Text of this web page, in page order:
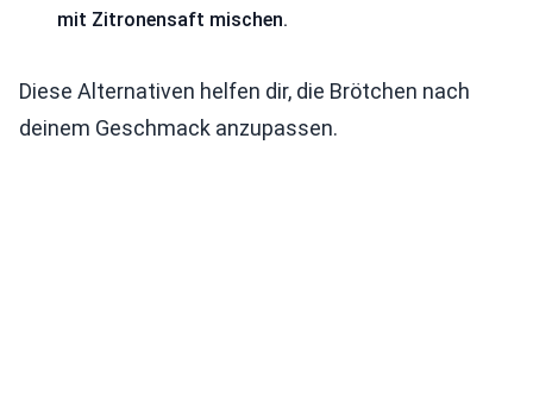
mit Zitronensaft mischen.
Diese Alternativen helfen dir, die Brötchen nach
deinem Geschmack anzupassen.